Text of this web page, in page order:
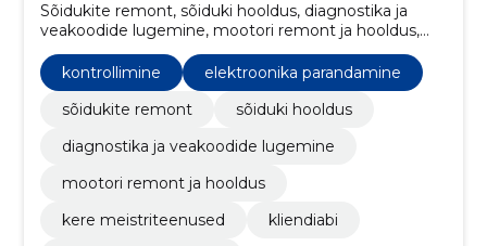
Sõidukite remont, sõiduki hooldus, diagnostika ja
veakoodide lugemine, mootori remont ja hooldus,
kere meistriteenused, kliendiabi, Tööriistade
rentimine, kolmandate osapoolte teenused, mootori
vahetus, kütusefiltrite vahetus
kontrollimine
elektroonika parandamine
sõidukite remont
sõiduki hooldus
diagnostika ja veakoodide lugemine
mootori remont ja hooldus
kere meistriteenused
kliendiabi